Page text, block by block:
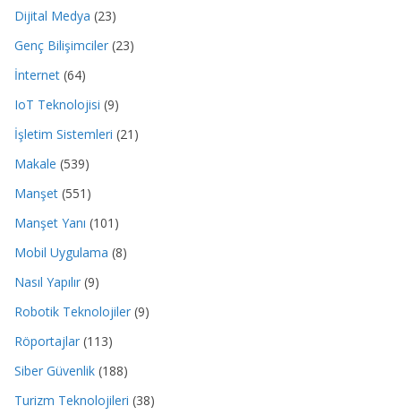
Dijital Medya (23)
Genç Bilişimciler (23)
İnternet (64)
IoT Teknolojisi (9)
İşletim Sistemleri (21)
Makale (539)
Manşet (551)
Manşet Yanı (101)
Mobil Uygulama (8)
Nasıl Yapılır (9)
Robotik Teknolojiler (9)
Röportajlar (113)
Siber Güvenlik (188)
Turizm Teknolojileri (38)